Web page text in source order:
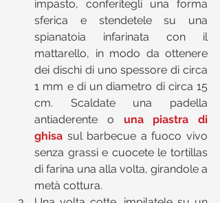
impasto, conferitegli una forma
sferica e stendetele su una
spianatoia infarinata con il
mattarello, in modo da ottenere
dei dischi di uno spessore di circa
1 mm e di un diametro di circa 15
cm. Scaldate una padella
antiaderente o una piastra di
ghisa sul barbecue a fuoco vivo
senza grassi e cuocete le tortillas
di farina una alla volta, girandole a
metà cottura.